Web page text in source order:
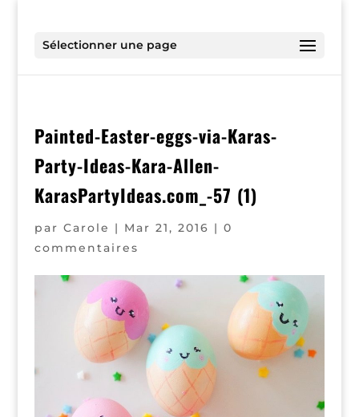
Sélectionner une page
Painted-Easter-eggs-via-Karas-
Party-Ideas-Kara-Allen-
KarasPartyIdeas.com_-57 (1)
par Carole | Mar 21, 2016 | 0
commentaires